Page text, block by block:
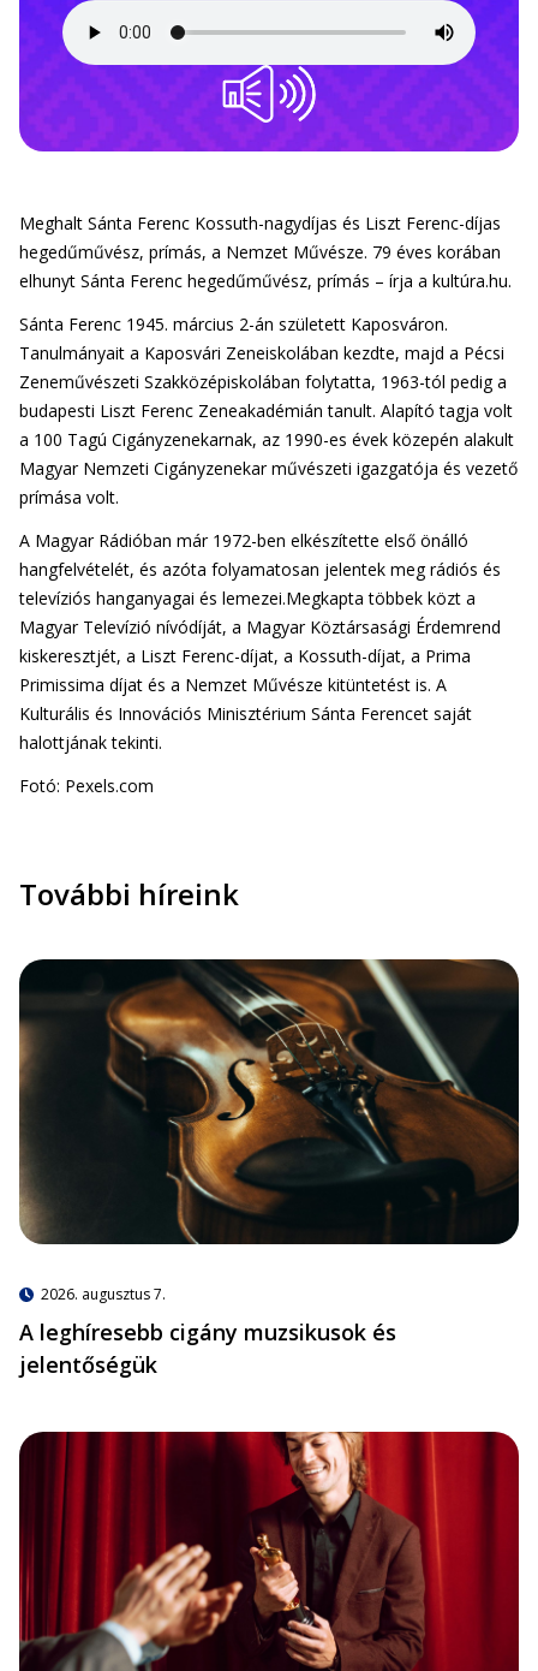
Meghalt Sánta Ferenc Kossuth-nagydíjas és Liszt Ferenc-díjas
hegedűművész, prímás, a Nemzet Művésze. 79 éves korában
elhunyt Sánta Ferenc hegedűművész, prímás – írja a kultúra.hu.
Sánta Ferenc 1945. március 2-án született Kaposváron.
Tanulmányait a Kaposvári Zeneiskolában kezdte, majd a Pécsi
Zeneművészeti Szakközépiskolában folytatta, 1963-tól pedig a
budapesti Liszt Ferenc Zeneakadémián tanult. Alapító tagja volt
a 100 Tagú Cigányzenekarnak, az 1990-es évek közepén alakult
Magyar Nemzeti Cigányzenekar művészeti igazgatója és vezető
prímása volt.
A Magyar Rádióban már 1972-ben elkészítette első önálló
hangfelvételét, és azóta folyamatosan jelentek meg rádiós és
televíziós hanganyagai és lemezei.Megkapta többek közt a
Magyar Televízió nívódíját, a Magyar Köztársasági Érdemrend
kiskeresztjét, a Liszt Ferenc-díjat, a Kossuth-díjat, a Prima
Primissima díjat és a Nemzet Művésze kitüntetést is. A
Kulturális és Innovációs Minisztérium Sánta Ferencet saját
halottjának tekinti.
Fotó: Pexels.com
További híreink
2026. augusztus 7.
A leghíresebb cigány muzsikusok és
jelentőségük